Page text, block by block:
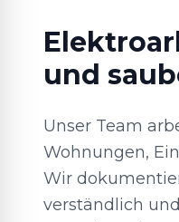
und
Unser Team
Wohnungen,
Wir
verständlich